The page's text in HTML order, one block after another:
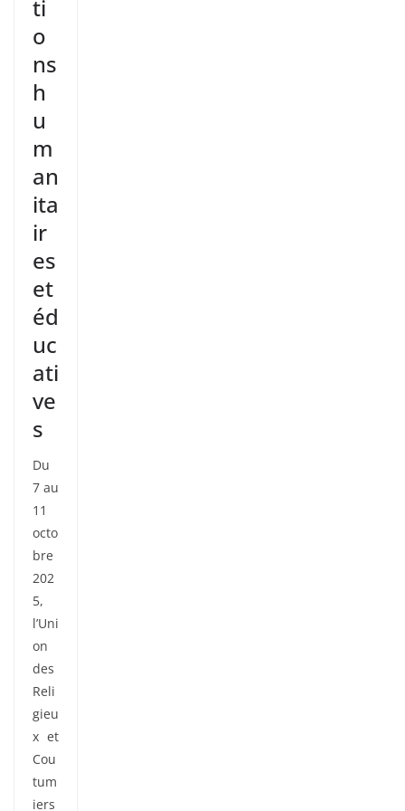
ti
o
ns
h
u
m
an
ita
ir
es
et
éd
uc
ati
ve
s
Du
7 au
11
octo
bre
202
5,
l’Uni
on
des
Reli
gieu
x et
Cou
tum
iers